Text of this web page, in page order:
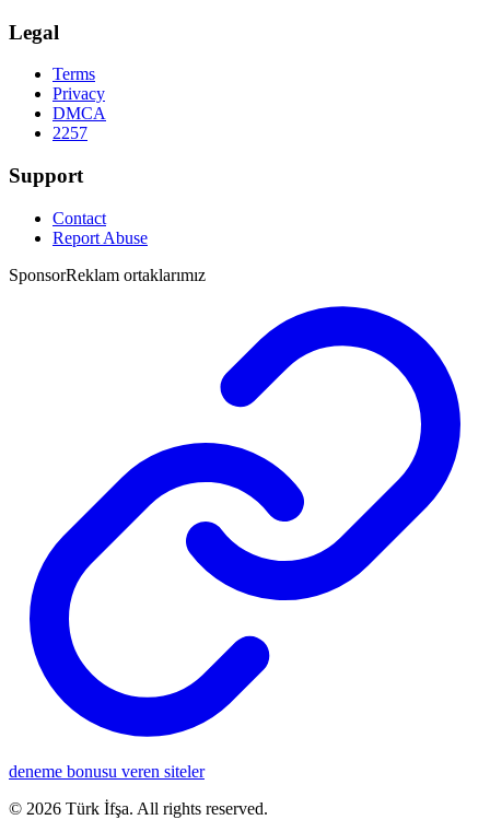
Legal
Terms
Privacy
DMCA
2257
Support
Contact
Report Abuse
SponsorReklam ortaklarımız
deneme bonusu veren siteler
© 2026 Türk İfşa. All rights reserved.